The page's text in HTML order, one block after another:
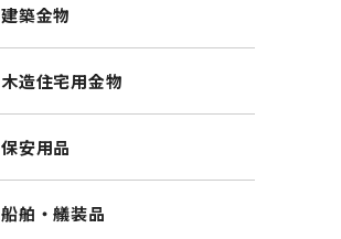
建築金物
木造住宅用金物
保安用品
船舶・艤装品